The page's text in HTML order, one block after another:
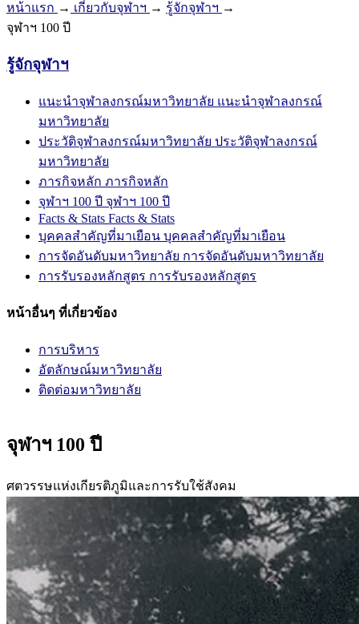
หน้าแรก → เกี่ยวกับจุฬาฯ → รู้จักจุฬาฯ →
จุฬาฯ 100 ปี
รู้จักจุฬาฯ
แนะนำจุฬาลงกรณ์มหาวิทยาลัย แนะนำจุฬาลงกรณ์
มหาวิทยาลัย
ประวัติจุฬาลงกรณ์มหาวิทยาลัย ประวัติจุฬาลงกรณ์
มหาวิทยาลัย
ภารกิจหลัก ภารกิจหลัก
จุฬาฯ 100 ปี จุฬาฯ 100 ปี
Facts & Stats Facts & Stats
บุคคลสำคัญที่มาเยือน บุคคลสำคัญที่มาเยือน
การจัดอันดับมหาวิทยาลัย การจัดอันดับมหาวิทยาลัย
การรับรองหลักสูตร การรับรองหลักสูตร
หน้าอื่นๆ ที่เกี่ยวข้อง
การบริหาร
อัตลักษณ์มหาวิทยาลัย
ติดต่อมหาวิทยาลัย
จุฬาฯ 100 ปี
ศตวรรษแห่งเกียรติภูมิและการรับใช้สังคม